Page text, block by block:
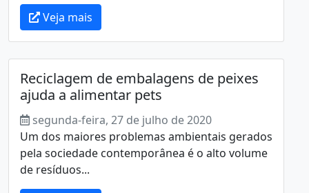
Veja mais
Reciclagem de embalagens de peixes
ajuda a alimentar pets
segunda-feira, 27 de julho de 2020
Um dos maiores problemas ambientais gerados
pela sociedade contemporânea é o alto volume
de resíduos...